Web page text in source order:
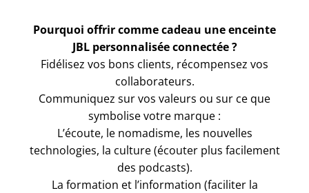
Pourquoi offrir comme cadeau une enceinte
JBL personnalisée connectée ?
Fidélisez vos bons clients, récompensez vos
collaborateurs.
Communiquez sur vos valeurs ou sur ce que
symbolise votre marque :
L’écoute, le nomadisme, les nouvelles
technologies, la culture (écouter plus facilement
des podcasts).
La formation et l’information (faciliter la